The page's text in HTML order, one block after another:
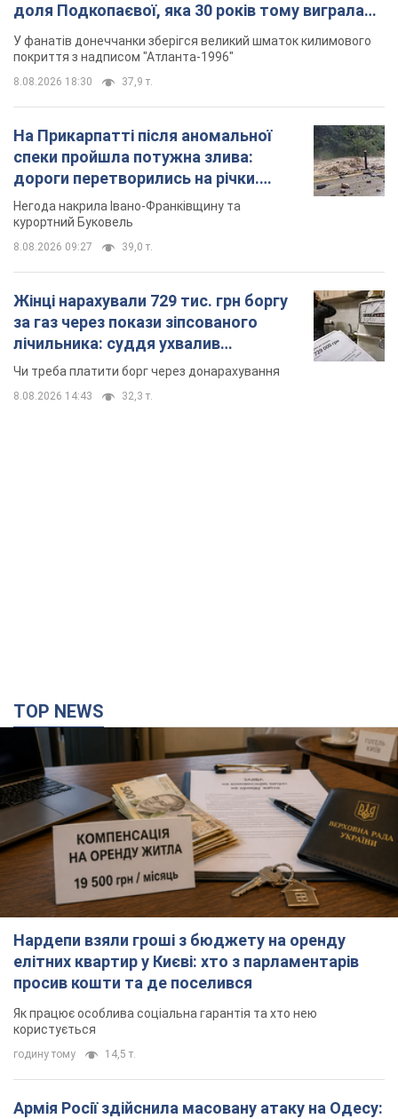
доля Подкопаєвої, яка 30 років тому виграла
"золото" Олімпіади
У фанатів донеччанки зберігся великий шматок килимового
покриття з надписом "Атланта-1996"
8.08.2026 18:30 37,9 т.
На Прикарпатті після аномальної
спеки пройшла потужна злива:
дороги перетворились на річки.
Відео
Негода накрила Івано-Франківщину та
курортний Буковель
8.08.2026 09:27 39,0 т.
Жінці нарахували 729 тис. грн боргу
за газ через покази зіпсованого
лічильника: суддя ухвалив
неочікуване рішення
Чи треба платити борг через донарахування
8.08.2026 14:43 32,3 т.
TOP NEWS
Нардепи взяли гроші з бюджету на оренду
елітних квартир у Києві: хто з парламентарів
просив кошти та де поселився
Як працює особлива соціальна гарантія та хто нею
користується
годину тому 14,5 т.
Армія Росії здійснила масовану атаку на Одесу: